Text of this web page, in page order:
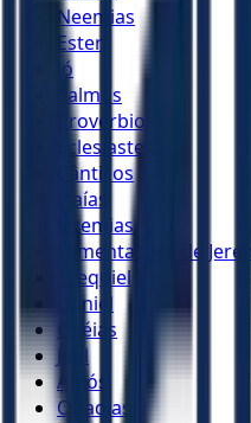
Neemias
Ester
Jó
Salmos
Provérbios
Eclesiastes
Cânticos
Isaías
Jeremias
Lamentações de
Ezequiel
Daniel
Oséias
Joel
Amós
Obadias